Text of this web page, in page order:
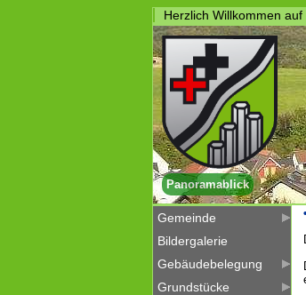
Herzlich Willkommen
Panoramablick
Gemeinde
Bildergalerie
Gebäudebelegung
Grundstücke